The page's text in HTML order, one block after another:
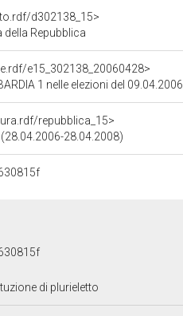
d302138_15>
della Repubblica
e15_302138_20060428>
1 nelle elezioni del 09.04.2006
repubblica_15>
28.04.2008)
di plurieletto